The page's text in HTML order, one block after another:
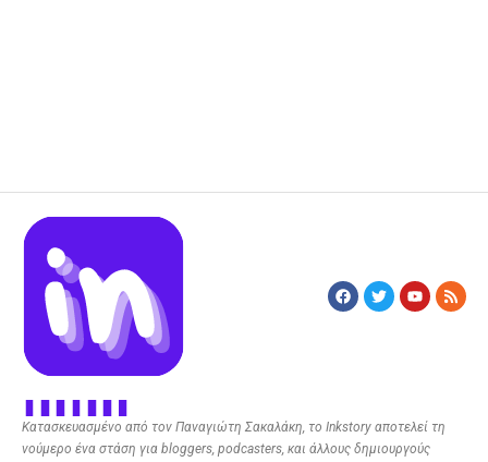
Κατασκευασμένο από τον Παναγιώτη Σακαλάκη, το Inkstory αποτελεί τη
νούμερο ένα στάση για bloggers, podcasters, και άλλους δημιουργούς